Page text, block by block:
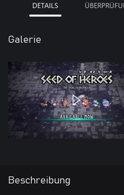
DETAILS
Galerie
Beschreibung